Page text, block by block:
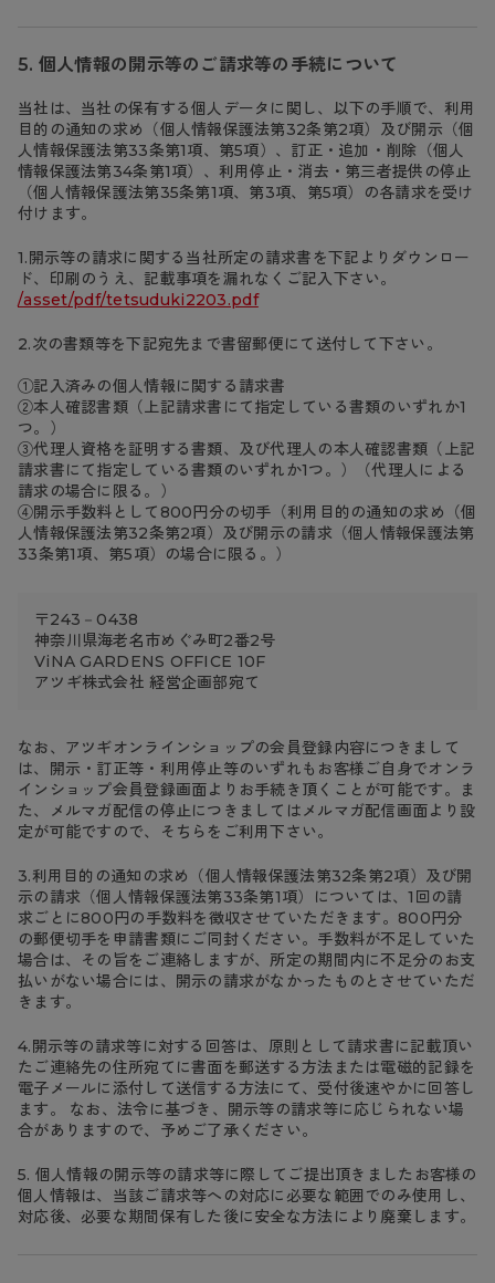
個人情報の開示等のご請求等の手続について
当社は、当社の保有する個人データに関し、以下の手順で、利用
目的の通知の求め（個人情報保護法第32条第2項）及び開示（個
人情報保護法第33条第1項、第5項）、訂正・追加・削除（個人
情報保護法第34条第1項）、利用停止・消去・第三者提供の停止
（個人情報保護法第35条第1項、第3項、第5項）の各請求を受け
付けます。
1.開示等の請求に関する当社所定の請求書を下記よりダウンロー
ド、印刷のうえ、記載事項を漏れなくご記入下さい。
/asset/pdf/tetsuduki2203.pdf
2.次の書類等を下記宛先まで書留郵便にて送付して下さい。
①記入済みの個人情報に関する請求書
②本人確認書類（上記請求書にて指定している書類のいずれか1
つ。）
③代理人資格を証明する書類、及び代理人の本人確認書類（上記
請求書にて指定している書類のいずれか1つ。）（代理人による
請求の場合に限る。）
④開示手数料として800円分の切手（利用目的の通知の求め（個
人情報保護法第32条第2項）及び開示の請求（個人情報保護法第
33条第1項、第5項）の場合に限る。）
〒243－0438
神奈川県海老名市めぐみ町2番2号
ViNA GARDENS OFFICE 10F
アツギ株式会社 経営企画部宛て
なお、アツギオンラインショップの会員登録内容につきまして
は、開示・訂正等・利用停止等のいずれもお客様ご自身でオンラ
インショップ会員登録画面よりお手続き頂くことが可能です。ま
た、メルマガ配信の停止につきましてはメルマガ配信画面より設
定が可能ですので、そちらをご利用下さい。
3.利用目的の通知の求め（個人情報保護法第32条第2項）及び開
示の請求（個人情報保護法第33条第1項）については、1回の請
求ごとに800円の手数料を徴収させていただきます。800円分
の郵便切手を申請書類にご同封ください。手数料が不足していた
場合は、その旨をご連絡しますが、所定の期間内に不足分のお支
払いがない場合には、開示の請求がなかったものとさせていただ
きます。
4.開示等の請求等に対する回答は、原則として請求書に記載頂い
たご連絡先の住所宛てに書面を郵送する方法または電磁的記録を
電子メールに添付して送信する方法にて、受付後速やかに回答し
ます。 なお、法令に基づき、開示等の請求等に応じられない場
合がありますので、予めご了承ください。
5. 個人情報の開示等の請求等に際してご提出頂きましたお客様の
個人情報は、当該ご請求等への対応に必要な範囲でのみ使用し、
対応後、必要な期間保有した後に安全な方法により廃棄します。